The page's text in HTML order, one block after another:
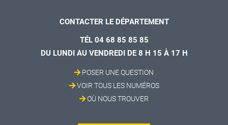
CONTACTER LE DÉPARTEMENT
TÉL 04 68 85 85 85
DU LUNDI AU VENDREDI DE 8 H 15 À 17 H
POSER UNE QUESTION
VOIR TOUS LES NUMÉROS
OÙ NOUS TROUVER